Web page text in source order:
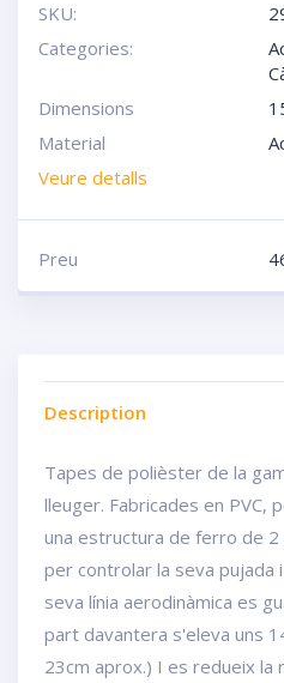
SKU:
Categories:
Dimensions
Material
Veure detalls
Preu
Description
Tapes de polièster de la
lleuger. Fabricades en PVC,
una estructura de ferro de
per controlar la seva pujada
seva línia aerodinàmica es
part davantera s'eleva uns
23cm aprox.) I es redueix la